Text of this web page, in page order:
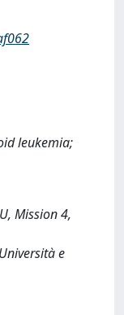
leukemia;
Mission 4,
e